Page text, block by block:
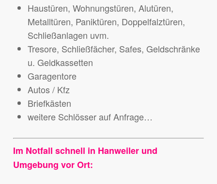
Haustüren, Wohnungstüren, Alutüren,
Metalltüren, Paniktüren, Doppelfalztüren,
Schließanlagen uvm.
Tresore, Schließfächer, Safes, Geldschränke
u. Geldkassetten
Garagentore
Autos / Kfz
Briefkästen
weitere Schlösser auf Anfrage…
Im Notfall schnell in Hanweiler und
Umgebung vor Ort: